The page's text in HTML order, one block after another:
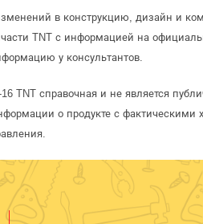
в конструкцию, дизайн и
TNT с информацией на
у консультантов.
TNT справочная и не является
о продукте с